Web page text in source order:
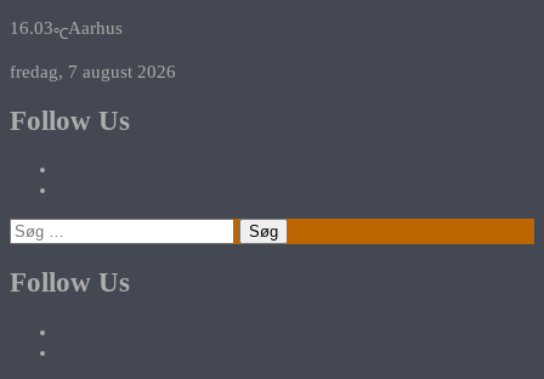
16.03℃Aarhus
fredag, 7 august 2026
Follow Us
Søg
efter:
Follow Us